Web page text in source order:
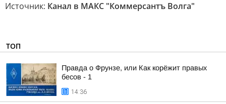
Источник: Канал в МАКС "Коммерсантъ Волга"
ТОП
Правда о Фрунзе, или Как корёжит правых
бесов - 1
14:36